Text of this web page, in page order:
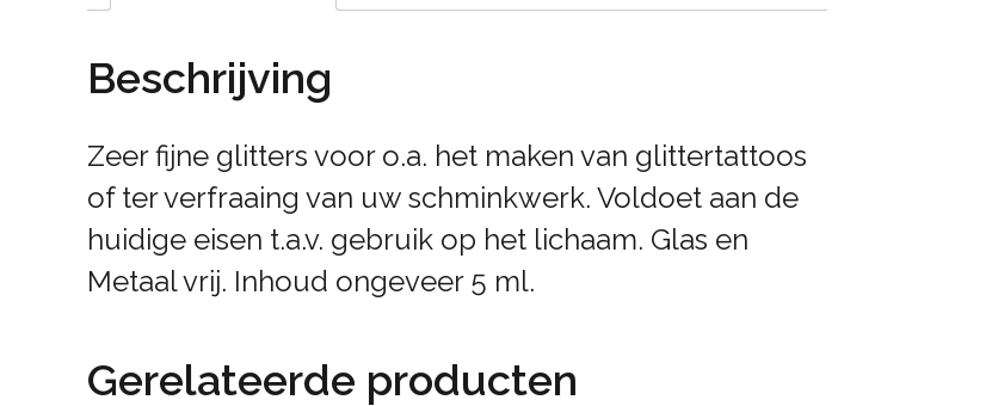
Beschrijving
Zeer fijne glitters voor o.a. het maken van glittertattoos
of ter verfraaing van uw schminkwerk. Voldoet aan de
huidige eisen t.a.v. gebruik op het lichaam. Glas en
Metaal vrij. Inhoud ongeveer 5 ml.
Gerelateerde producten